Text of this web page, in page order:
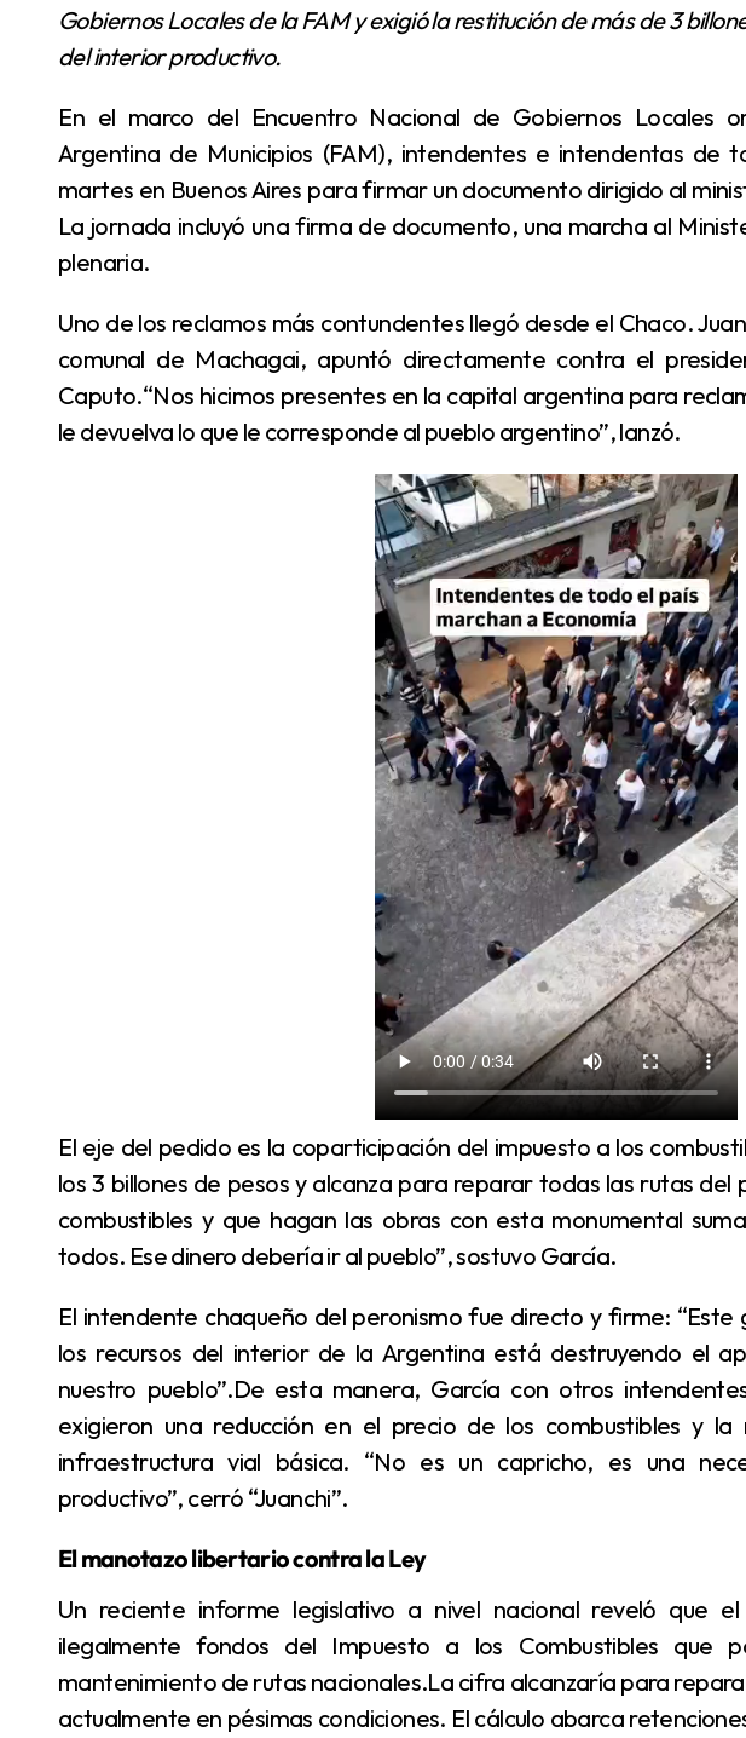
Gobiernos Locales de la FAM y exigió la restitución de más de 3
del interior productivo.
En el marco del Encuentro Nacional de Gobiernos Locales organizado por la Federación
Argentina de Municipios (FAM), intendentes e intendentas de
martes en Buenos Aires para firmar un documento dirigido al
La jornada incluyó una firma de documento, una marcha al
plenaria.
Uno de los reclamos más contundentes llegó desde el Chaco. Juan Manuel “Juanchi” García, jefe
comunal de Machagai, apuntó directamente contra el
Caputo.“Nos hicimos presentes en la capital argentina para
le devuelva lo que le corresponde al pueblo argentino”, lanzó.
El eje del pedido es la coparticipación del impuesto a los combustibles, cuya recaudación supera
los 3 billones de pesos y alcanza para reparar todas las rutas del
combustibles y que hagan las obras con esta monumental
todos. Ese dinero debería ir al pueblo”, sostuvo García.
El intendente chaqueño del peronismo fue directo y firme: “Este gobierno centralista que quita
los recursos del interior de la Argentina está destruyendo el
nuestro pueblo”.De esta manera, García con otros
exigieron una reducción en el precio de los combustibles y
infraestructura vial básica. “No es un capricho, es una
productivo”, cerró “Juanchi”.
El manotazo libertario contra la Ley
Un reciente informe legislativo a nivel nacional reveló que el ministro Luis Caputo retuvo
ilegalmente fondos del Impuesto a los Combustibles que
mantenimiento de rutas nacionales.La cifra alcanzaría para
actualmente en pésimas condiciones. El cálculo abarca